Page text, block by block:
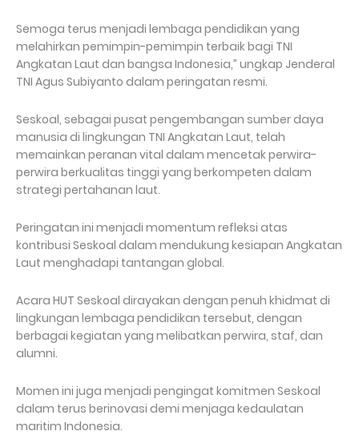
Semoga terus menjadi lembaga pendidikan yang
melahirkan pemimpin-pemimpin terbaik bagi TNI
Angkatan Laut dan bangsa Indonesia,” ungkap Jenderal
TNI Agus Subiyanto dalam peringatan resmi.
Seskoal, sebagai pusat pengembangan sumber daya
manusia di lingkungan TNI Angkatan Laut, telah
memainkan peranan vital dalam mencetak perwira-
perwira berkualitas tinggi yang berkompeten dalam
strategi pertahanan laut.
Peringatan ini menjadi momentum refleksi atas
kontribusi Seskoal dalam mendukung kesiapan Angkatan
Laut menghadapi tantangan global.
Acara HUT Seskoal dirayakan dengan penuh khidmat di
lingkungan lembaga pendidikan tersebut, dengan
berbagai kegiatan yang melibatkan perwira, staf, dan
alumni.
Momen ini juga menjadi pengingat komitmen Seskoal
dalam terus berinovasi demi menjaga kedaulatan
maritim Indonesia.